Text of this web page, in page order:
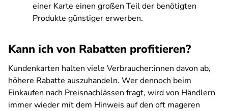
einer Karte einen großen Teil der benötigten
Produkte günstiger erwerben.
Kann ich von Rabatten profitieren?
Kundenkarten halten viele Verbraucher:innen davon ab,
höhere Rabatte auszuhandeln. Wer dennoch beim
Einkaufen nach Preisnachlässen fragt, wird von Händlern
immer wieder mit dem Hinweis auf den oft mageren